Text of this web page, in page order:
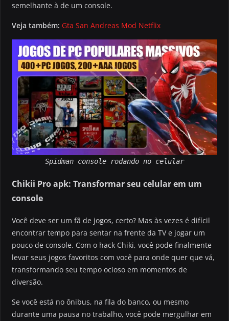
semelhante à de um console.
Veja também: Gta San Andreas Mod Netflix
Spidman console rodando no celular
Chikii Pro apk: Transformar seu celular em um
console
Você deve ser um fã de jogos, certo? Mas às vezes é difícil
encontrar tempo para sentar na frente da TV e jogar um
pouco de console. Com o hack Chiki, você pode finalmente
levar seus jogos favoritos com você para onde quer que vá,
transformando seu tempo ocioso em momentos de
diversão.
Se você está no ônibus, na fila do banco, ou mesmo
durante uma pausa no trabalho, você pode mergulhar em